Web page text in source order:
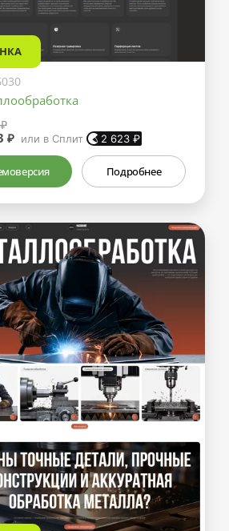
₽ или в Сплит 2 623 ₽
Подробнее